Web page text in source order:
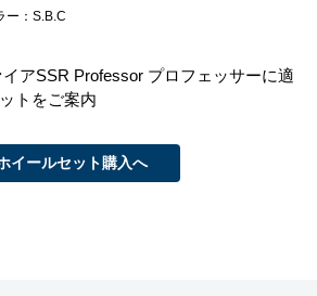
ー：S.B.C
イアSSR Professor プロフェッサーに適
トをご案内
イールセット購入へ